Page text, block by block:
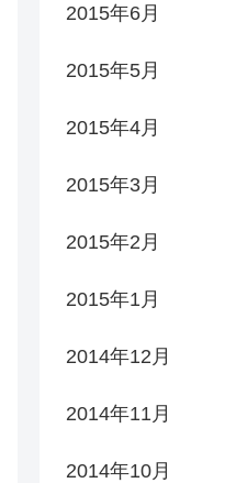
2015年6月
2015年5月
2015年4月
2015年3月
2015年2月
2015年1月
2014年12月
2014年11月
2014年10月